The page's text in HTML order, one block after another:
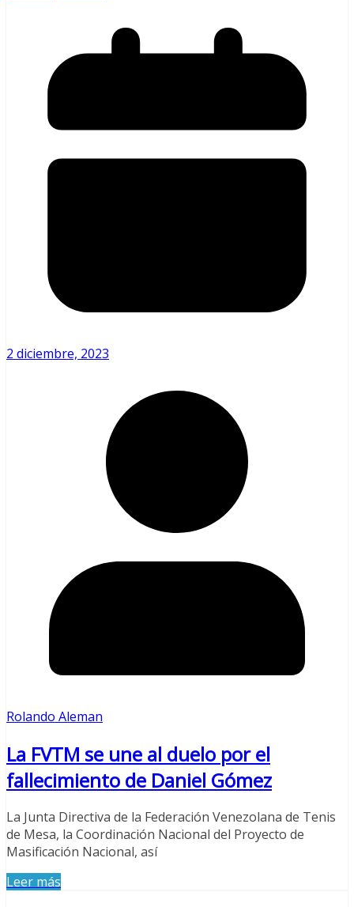
2 diciembre, 2023
Rolando Aleman
La FVTM se une al duelo por el
fallecimiento de Daniel Gómez
La Junta Directiva de la Federación Venezolana de Tenis
de Mesa, la Coordinación Nacional del Proyecto de
Masificación Nacional, así
Leer más